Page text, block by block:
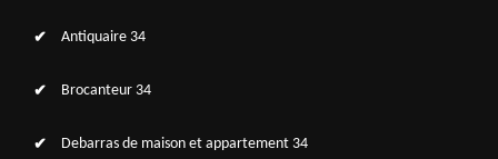
Antiquaire 34
Brocanteur 34
Debarras de maison et appartement 34